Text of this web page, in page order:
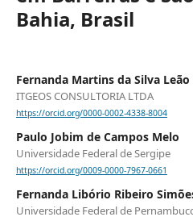
Bahia, Brasil
Fernanda Martins da Silva Leão
ITGEOS CONSULTORIA LTDA
https://orcid.org/0000-0002-4338-8004
Paulo Jobim de Campos Melo
Universidade Federal de Sergipe
https://orcid.org/0009-0000-7967-0661
Fernanda Libório Ribeiro
Universidade Federal de